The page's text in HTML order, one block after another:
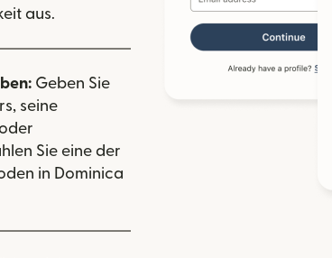
aus.
Geben Sie
seine
Sie eine der
in Dominica